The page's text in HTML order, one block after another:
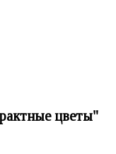
цветы"